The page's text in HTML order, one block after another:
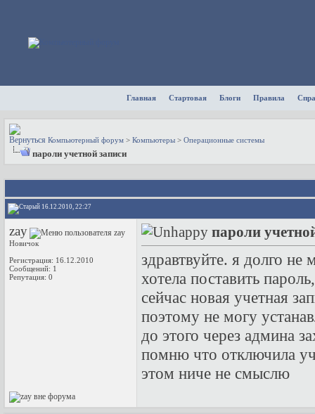
Главная Стартовая Блоги Правила
Компьютерный форум > Компьютеры > Операционные системы
пароли учетной записи
16.12.2010, 22:27
zay
Новичок
Регистрация: 16.12.2010
Сообщений: 1
Репутация: 0
пароли
здравтвуйте. я долго не
хотела поставить
сейчас новая учетная
поэтому не могу
до этого через админа
помню что отключила
этом ниче не смыслю